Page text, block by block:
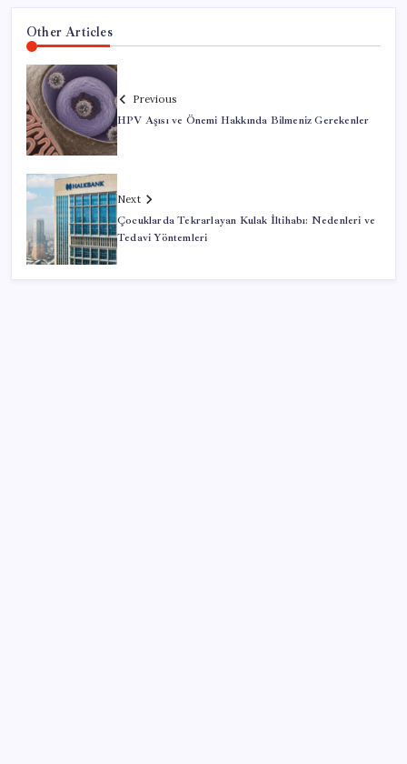
Other Articles
Previous
HPV Aşısı ve Önemi Hakkında Bilmeniz Gerekenler
Next
Çocuklarda Tekrarlayan Kulak İltihabı: Nedenleri ve
Tedavi Yöntemleri